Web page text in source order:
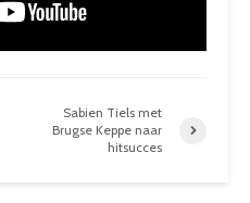
Sabien Tiels met
Brugse Keppe naar
hitsucces